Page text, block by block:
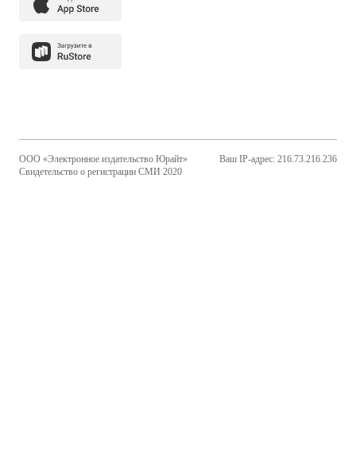
ООО «Электронное издательство Юрайт»
Свидетельство о регистрации СМИ 2020
Ваш IP-адрес: 216.73.216.236